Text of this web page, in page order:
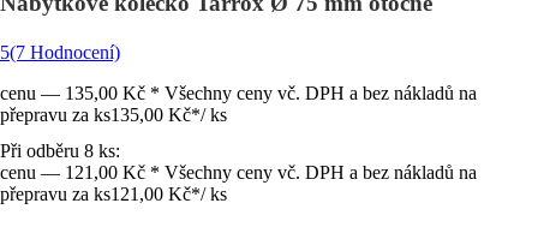
5(7 Hodnocení)
cenu — 135,00 Kč * Všechny ceny vč. DPH a bez nákladů na
přepravu za ks135,00 Kč*/ ks
Při odběru 8 ks:
cenu — 121,00 Kč * Všechny ceny vč. DPH a bez nákladů na
přepravu za ks121,00 Kč*/ ks